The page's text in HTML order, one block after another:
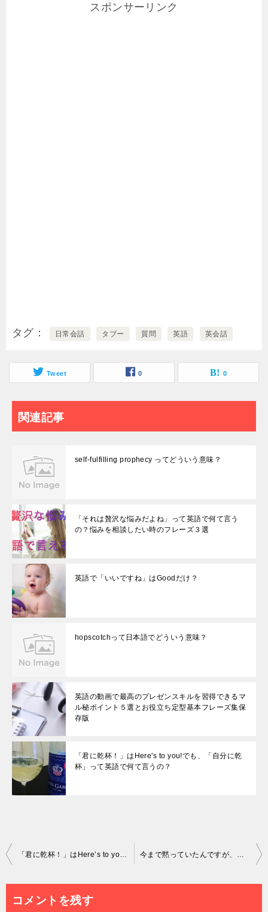
スポンサーリンク
タグ 日常会話 タブー 質問 英語 英会話
Tweet 0 0
関連記事
self-fulfilling prophecy ってどういう意味？
「それは贅沢な悩みだよね」って英語で何て言う
の？悩みを相談したい時のフレーズ３選
英語で「いいですね」はGoodだけ？
hopscotchって日本語でどういう意味？
英語の動画で最高のプレゼンスキルを習得できるマ
ル秘ポイント５選とお役立ち定型基本フレーズ集保
存版
「君に乾杯！」はHere's to you!でも、「自分に乾
杯」って英語で何て言うの？
投
ナ
「君に乾杯！」はHere’s to you!でも、「自分に乾杯」って英語で何て言うの？ 今まで黙っていたんですが、独学英会話のスラングが好きなんです
コメントを残す